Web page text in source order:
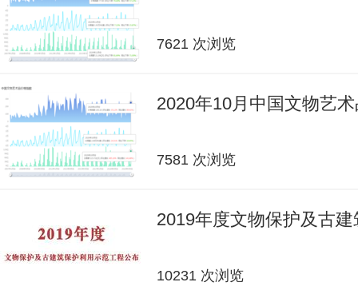
7621 次浏览
2020年10月中国文物艺
7581 次浏览
2019年度文物保护及古
10231 次浏览